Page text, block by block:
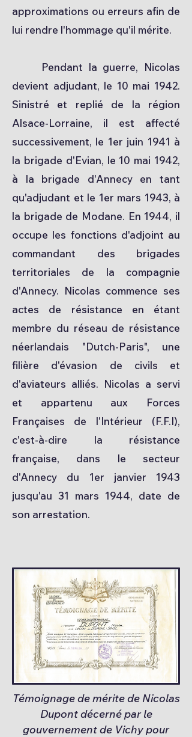
approximations ou erreurs afin de
lui rendre l'hommage qu'il mérite.
Pendant la guerre, Nicolas
devient adjudant, le 10 mai 1942.
Sinistré et replié de la région
Alsace-Lorraine, il est affecté
successivement, le 1er juin 1941 à
la brigade d'Evian, le 10 mai 1942,
à la brigade d'Annecy en tant
qu'adjudant et le 1er mars 1943, à
la brigade de Modane. En 1944, il
occupe les fonctions d'adjoint au
commandant des brigades
territoriales de la compagnie
d'Annecy. Nicolas commence ses
actes de résistance en étant
membre du réseau de résistance
néerlandais "Dutch-Paris", une
filière d'évasion de civils et
d'aviateurs alliés. Nicolas a servi
et appartenu aux Forces
Françaises de l'Intérieur (F.F.I),
c'est-à-dire la résistance
française, dans le secteur
d'Annecy du 1er janvier 1943
jusqu'au 31 mars 1944, date de
son arrestation.
Témoignage de mérite de Nicolas
Dupont décerné par le
gouvernement de Vichy pour